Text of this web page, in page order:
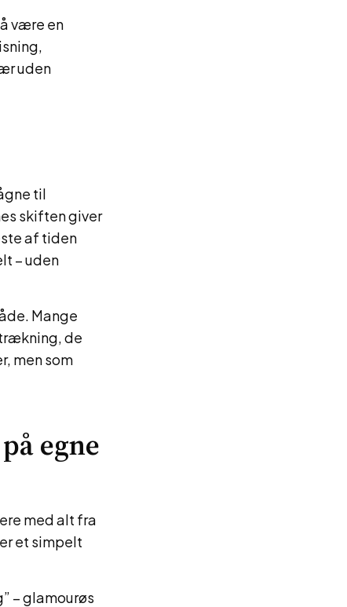
være en
uden
til
skiften giver
af tiden
– uden
Mange
de
men som
egne
med alt fra
et simpelt
– glamourøs